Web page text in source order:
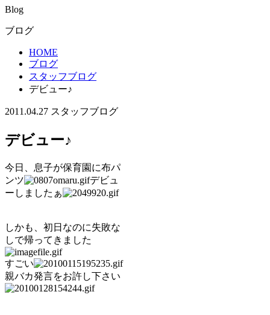
Blog
ブログ
HOME
ブログ
スタッフブログ
デビュー♪
2011.04.27 スタッフブログ
デビュー♪
今日、息子が保育園に布パ
ンツ
デビュ
ーしましたぁ
しかも、初日なのに失敗な
しで帰ってきました
すごい
親バカ発言をお許し下さい